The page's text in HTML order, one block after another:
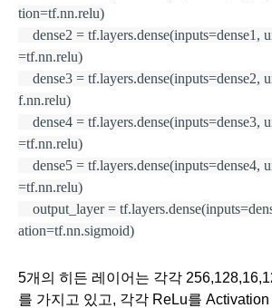
tion=tf.nn.relu)
=tf.nn.relu)
f.nn.relu)
=tf.nn.relu)
=tf.nn.relu)
ation=tf.nn.sigmoid)
5개의 히든 레이어는 각각
를 가지고 있고, 각각 ReLu를